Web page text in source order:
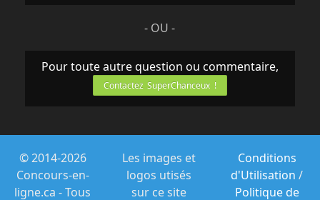
- OU -
Pour toute autre question ou commentaire,
Contactez SuperChanceux !
© 2014-2026
Concours-en-
ligne.ca - Tous
Les images et
logos utisés
sur ce site
Conditions
d'Utilisation /
Politique de